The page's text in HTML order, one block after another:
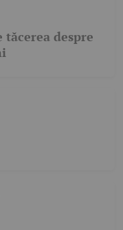
tăcerea despre